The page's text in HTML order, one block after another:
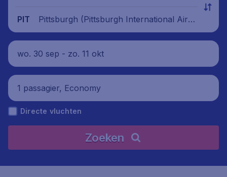
PIT
Pittsburgh (Pittsburgh International Airp
ort), Verenigde Staten
wo. 30 sep - zo. 11 okt
1 passagier, Economy
Directe vluchten
Zoeken